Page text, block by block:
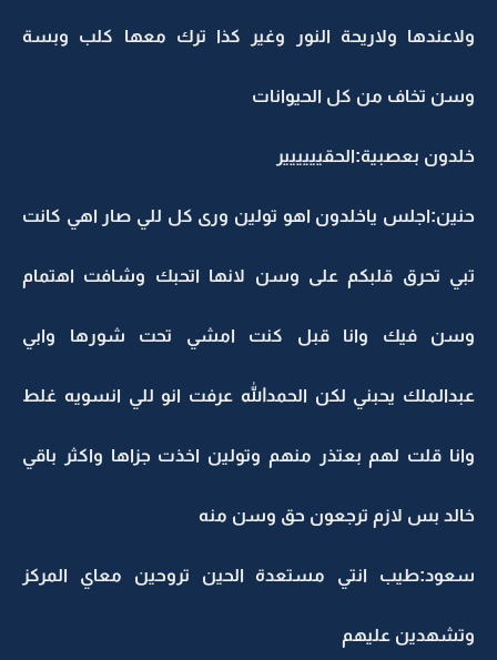
ولاعندها ولاريحة النور وغير كذا ترك معها كلب وبسة
وسن تخاف من كل الحيوانات
خلدون بعصبية:الحقيييييير
حنين:اجلس ياخلدون اهو تولين ورى كل للي صار اهي كانت
تبي تحرق قلبكم على وسن لانها اتحبك وشافت اهتمام
وسن فيك وانا قبل كنت امشي تحت شورها وابي
عبدالملك يحبني لكن الحمدالله عرفت انو للي انسويه غلط
وانا قلت لهم بعتذر منهم وتولين اخذت جزاها واكثر باقي
خالد بس لازم ترجعون حق وسن منه
سعود:طيب انتي مستعدة الحين تروحين معاي المركز
وتشهدين عليهم